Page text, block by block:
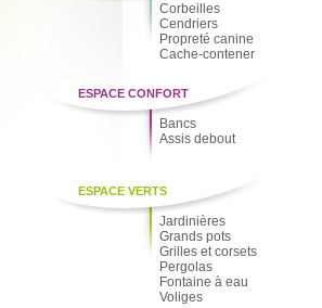
Corbeilles
Cendriers
Propreté canine
Cache-contener
ESPACE CONFORT
Bancs
Assis debout
ESPACE VERTS
Jardinières
Grands pots
Grilles et corsets
Pergolas
Fontaine à eau
Voliges